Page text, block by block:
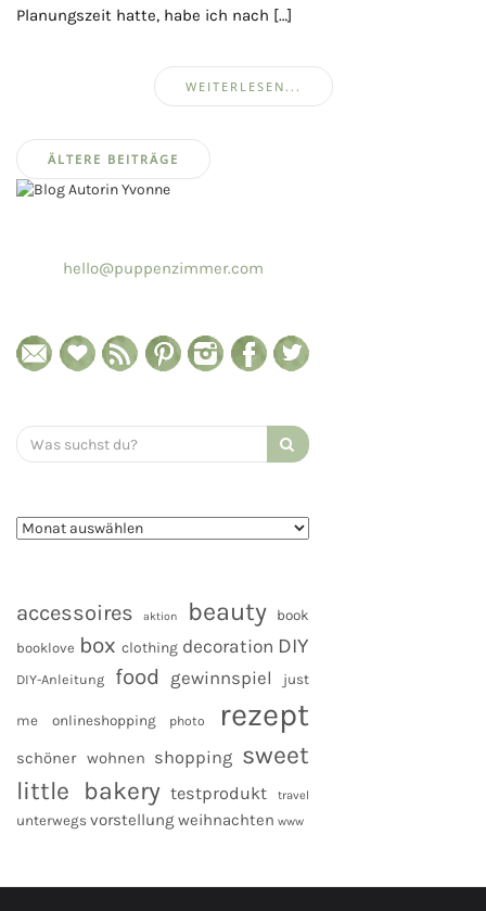
Planungszeit hatte, habe ich nach […]
WEITERLESEN...
Beitragsnavigation
ÄLTERE BEITRÄGE
hello@puppenzimmer.com
Search
for:
accessoires aktion beauty
book
booklove box clothing decoration DIY
DIY-Anleitung food gewinnspiel just
me onlineshopping photo rezept
schöner wohnen shopping sweet
little bakery testprodukt travel
unterwegs vorstellung weihnachten www